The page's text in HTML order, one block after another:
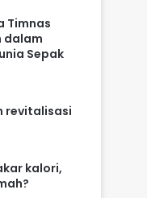
Timnas
dalam
Sepak
revitalisasi
kalori,